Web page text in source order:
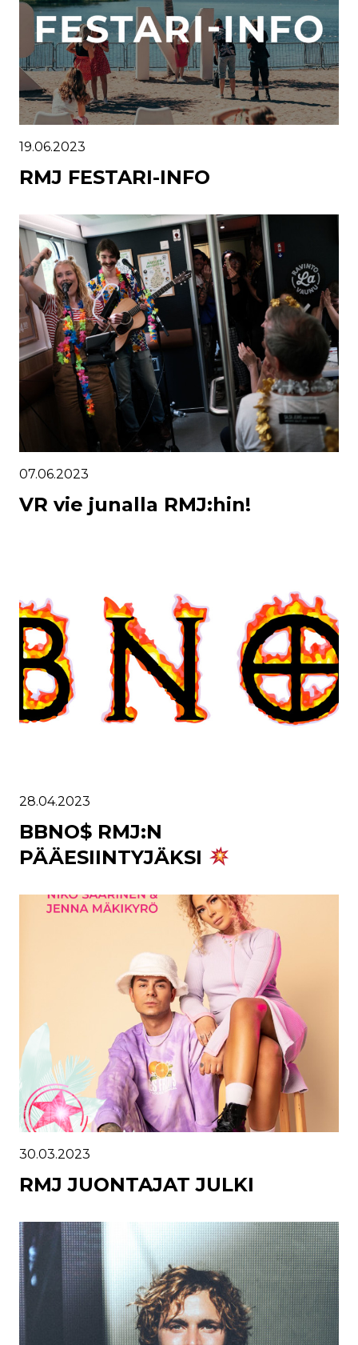
19.06.2023
RMJ FESTARI-INFO
07.06.2023
VR vie junalla RMJ:hin!
28.04.2023
BBNO$ RMJ:N
PÄÄESIINTYJÄKSI
30.03.2023
RMJ JUONTAJAT JULKI